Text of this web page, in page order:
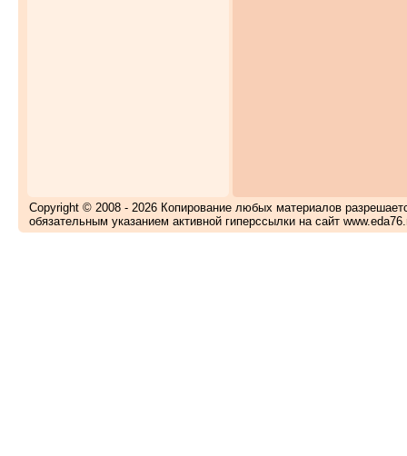
Copyright © 2008 - 2026 Копирование любых материалов
обязательным указанием активной гиперссылки на сайт